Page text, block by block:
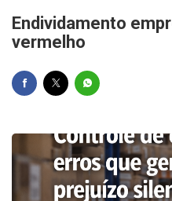
Endividamento
vermelho